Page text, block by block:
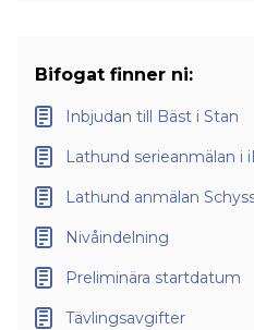
Bifogat finner ni:
Inbjudan till Bäst i Stan
Lathund serieanmälan i
Lathund anmälan
Nivåindelning
Preliminära startdatum
Tävlingsavgifter